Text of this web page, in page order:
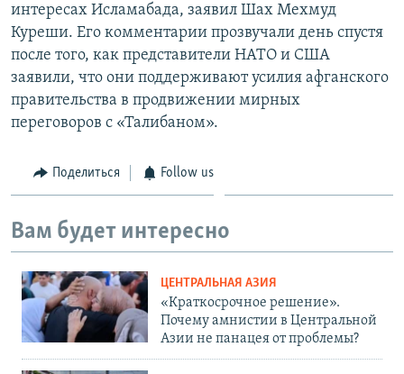
интересах Исламабада, заявил Шах Мехмуд
Куреши. Его комментарии прозвучали день спустя
после того, как представители НАТО и США
заявили, что они поддерживают усилия афганского
правительства в продвижении мирных
переговоров с «Талибаном».
Поделиться Follow us
Вам будет интересно
ЦЕНТРАЛЬНАЯ АЗИЯ
«Краткосрочное решение».
Почему амнистии в Центральной
Азии не панацея от проблемы?